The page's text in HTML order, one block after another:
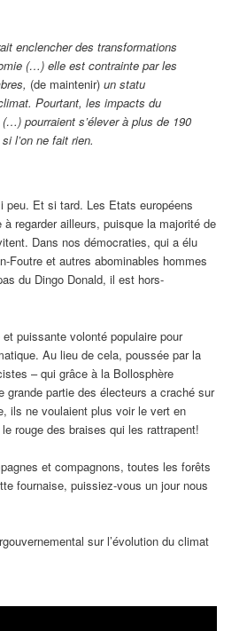
enclencher des transformations
(…) elle est contrainte par les
(de maintenir) un statu
Pourtant, les impacts du
pourraient s’élever à plus de 190
l’on ne fait rien.
peu. Et si tard. Les Etats européens
regarder ailleurs, puisque la majorité de
Dans nos démocraties, qui a élu
Foutre et autres abominables hommes
du Dingo Donald, il est hors-
puissante volonté populaire pour
Au lieu de cela, poussée par la
– qui grâce à la Bollosphère
grande partie des électeurs a craché sur
ils ne voulaient plus voir le vert en
rouge des braises qui les rattrapent!
et compagnons, toutes les forêts
fournaise, puissiez-vous un jour nous
sur l’évolution du climat